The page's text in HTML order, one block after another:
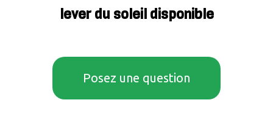
lever du soleil disponible
Posez une question